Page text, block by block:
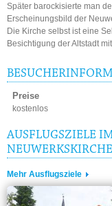
Später barockisierte man
Erscheinungsbild der
Die Kirche selbst ist eine
Besichtigung der Altstadt
Preise
kostenlos
AUSFLUGSZIELE
NEUWERKSKIRCHE
Mehr Ausflugsziele